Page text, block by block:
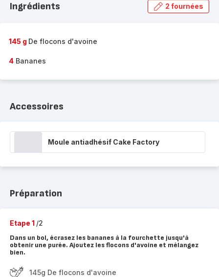
gamme
Ingrédients 2 fournées
145 g De flocons d'avoine
4 Bananes
Accessoires
Moule antiadhésif Cake Factory
Préparation
Etape 1 /2
Dans un bol, écrasez les bananes à la fourchette jusqu'à
obtenir une purée. Ajoutez les flocons d'avoine et mélangez
bien.
145g De flocons d'avoine